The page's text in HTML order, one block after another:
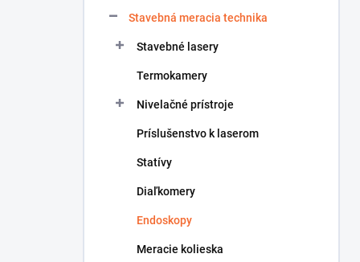
Stavebná meracia technika
Stavebné lasery
Termokamery
Nivelačné prístroje
Príslušenstvo k laserom
Statívy
Diaľkomery
Endoskopy
Meracie kolieska